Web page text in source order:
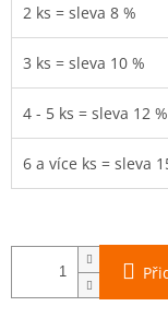
2 ks = sleva 8 %
3 ks = sleva 10 %
4 - 5 ks = sleva 12 %
6 a více ks = sleva